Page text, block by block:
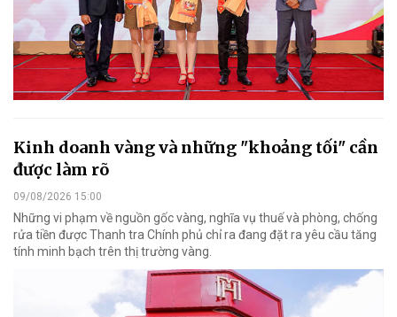
Kinh doanh vàng và những "khoảng tối" cần
được làm rõ
09/08/2026 15:00
Những vi phạm về nguồn gốc vàng, nghĩa vụ thuế và phòng, chống
rửa tiền được Thanh tra Chính phủ chỉ ra đang đặt ra yêu cầu tăng
tính minh bạch trên thị trường vàng.